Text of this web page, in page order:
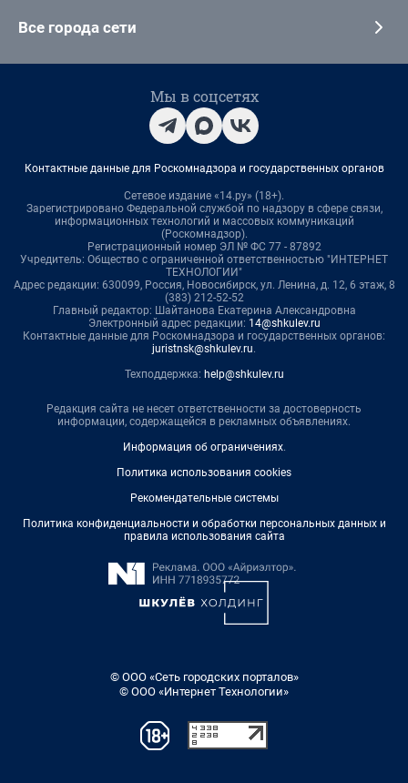
Все города сети
Мы в соцсетях
Контактные данные для Роскомнадзора и государственных органов
Сетевое издание «14.ру» (18+).
Зарегистрировано Федеральной службой по надзору в сфере связи,
информационных технологий и массовых коммуникаций
(Роскомнадзор).
Регистрационный номер ЭЛ № ФС 77 - 87892
Учредитель: Общество с ограниченной ответственностью "ИНТЕРНЕТ
ТЕХНОЛОГИИ"
Адрес редакции: 630099, Россия, Новосибирск, ул. Ленина, д. 12, 6 этаж, 8
(383) 212-52-52
Главный редактор: Шайтанова Екатерина Александровна
Электронный адрес редакции: 14@shkulev.ru
Контактные данные для Роскомнадзора и государственных органов:
juristnsk@shkulev.ru.
Техподдержка: help@shkulev.ru
Редакция сайта не несет ответственности за достоверность
информации, содержащейся в рекламных объявлениях.
Информация об ограничениях.
Политика использования cookies
Рекомендательные системы
Политика конфиденциальности и обработки персональных данных и
правила использования сайта
© ООО «Сеть городских порталов»
© ООО «Интернет Технологии»